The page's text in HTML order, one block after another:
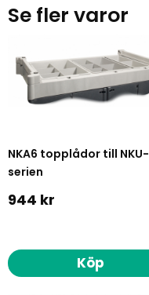
Se fler varor
NKA6 topplådor till NKU-
serien
944 kr
Köp